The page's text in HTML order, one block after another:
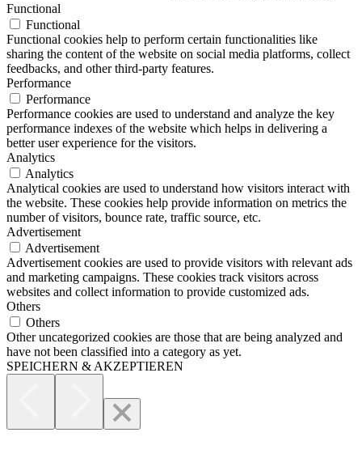
Functional
Functional
Functional cookies help to perform certain functionalities like
sharing the content of the website on social media platforms, collect
feedbacks, and other third-party features.
Performance
Performance
Performance cookies are used to understand and analyze the key
performance indexes of the website which helps in delivering a
better user experience for the visitors.
Analytics
Analytics
Analytical cookies are used to understand how visitors interact with
the website. These cookies help provide information on metrics the
number of visitors, bounce rate, traffic source, etc.
Advertisement
Advertisement
Advertisement cookies are used to provide visitors with relevant ads
and marketing campaigns. These cookies track visitors across
websites and collect information to provide customized ads.
Others
Others
Other uncategorized cookies are those that are being analyzed and
have not been classified into a category as yet.
SPEICHERN & AKZEPTIEREN